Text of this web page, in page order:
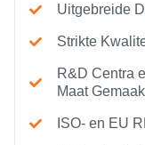
Uitgebreide
Strikte
R&D Centra
Maat
ISO- en EU